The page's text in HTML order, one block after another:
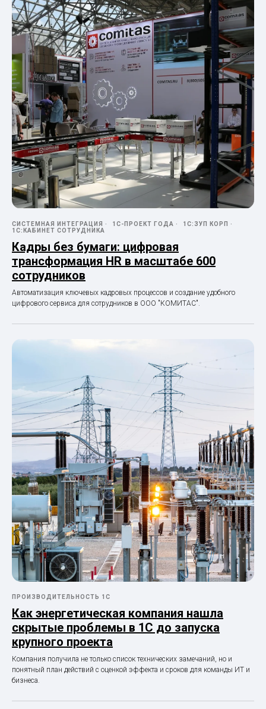
СИСТЕМНАЯ ИНТЕГРАЦИЯ 1С-ПРОЕКТ ГОДА
1С:ЗУП КОРП
1С:КАБИНЕТ СОТРУДНИКА
Кадры без бумаги: цифровая
трансформация HR в масштабе 600
сотрудников
Автоматизация ключевых кадровых процессов и создание удобного
цифрового сервиса для сотрудников в ООО "КОМИТАС".
ПРОИЗВОДИТЕЛЬНОСТЬ 1С
Как энергетическая компания нашла
скрытые проблемы в 1С до запуска
крупного проекта
Компания получила не только список технических замечаний, но и
понятный план действий с оценкой эффекта и сроков для команды ИТ и
бизнеса.